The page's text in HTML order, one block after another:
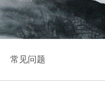
常见问题